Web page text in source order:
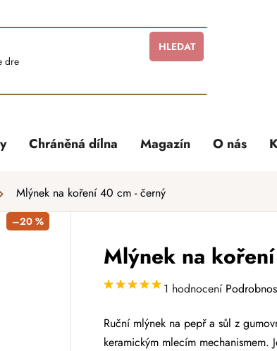
HLEDAT
Chráněná dílna Magazín O nás
Mlýnek na koření 40 cm - černý
Mlýnek na
1 hodnocení
Ruční mlýnek na pepř a sůl z
keramickým mlecím
–20 %